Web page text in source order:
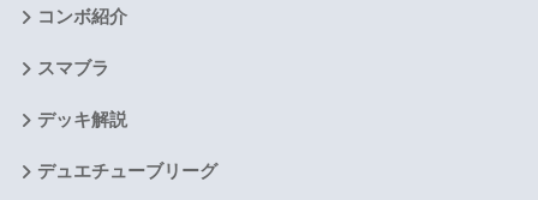
コンボ紹介
スマブラ
デッキ解説
デュエチューブリーグ